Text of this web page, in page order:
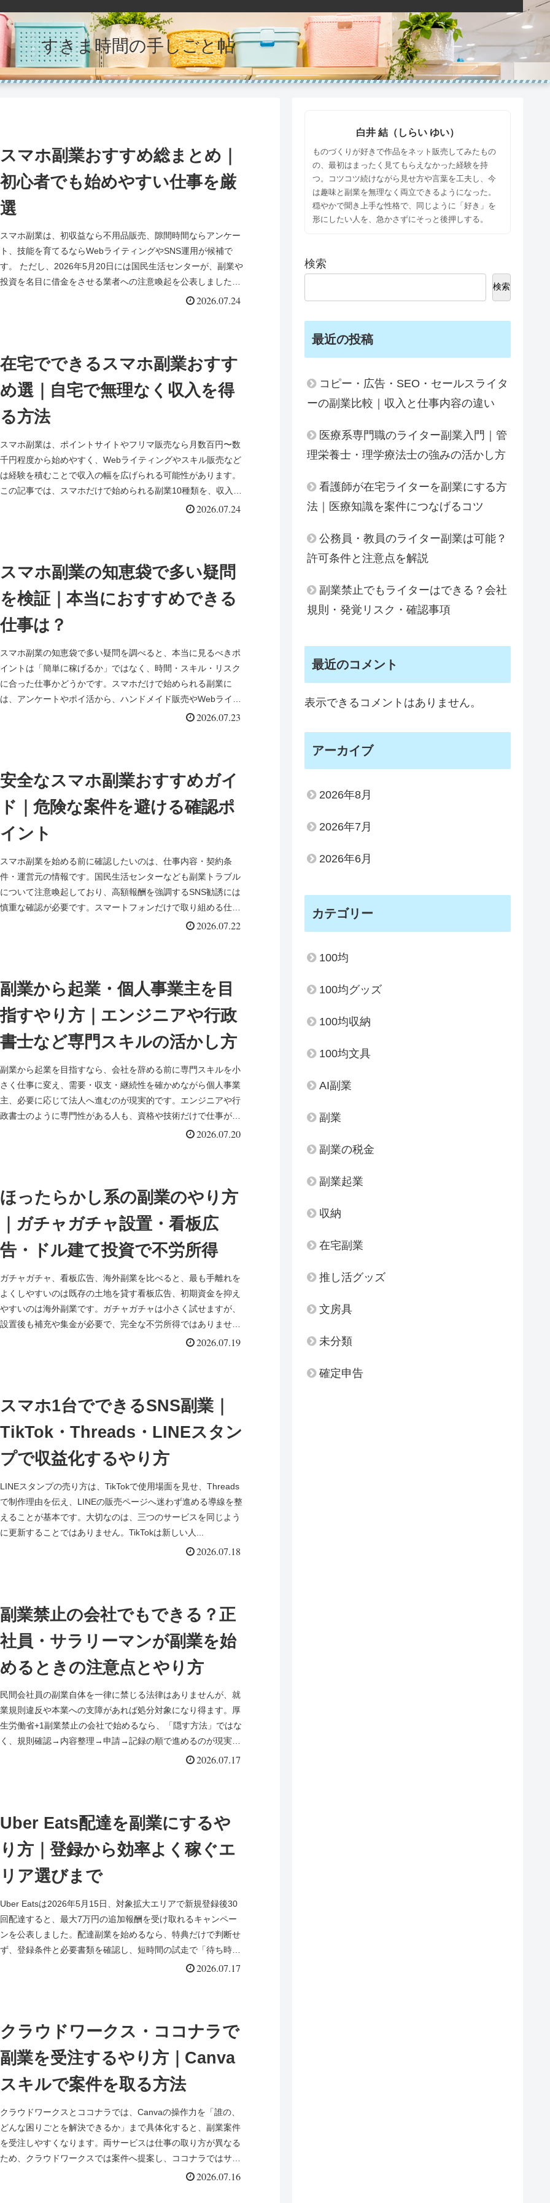
すきま時間の手しごと帖
スマホ副業おすすめ総まとめ｜
初心者でも始めやすい仕事を厳
選
スマホ副業は、初収益なら不用品販売、隙間時間ならアンケー
ト、技能を育てるならWebライティングやSNS運用が候補で
す。 ただし、2026年5月20日には国民生活センターが、副業や
投資を名目に借金をさせる業者への注意喚起を公表しました。
2026.07.24
在宅でできるスマホ副業おすす
め選｜自宅で無理なく収入を得
る方法
スマホ副業は、ポイントサイトやフリマ販売なら月数百円〜数
千円程度から始めやすく、Webライティングやスキル販売など
は経験を積むことで収入の幅を広げられる可能性があります。
この記事では、スマホだけで始められる副業10種類を、収入目
2026.07.24
スマホ副業の知恵袋で多い疑問
を検証｜本当におすすめできる
仕事は？
スマホ副業の知恵袋で多い疑問を調べると、本当に見るべきポ
イントは「簡単に稼げるか」ではなく、時間・スキル・リスク
に合った仕事かどうかです。スマホだけで始められる副業に
は、アンケートやポイ活から、ハンドメイド販売やWebライテ
2026.07.23
安全なスマホ副業おすすめガイ
ド｜危険な案件を避ける確認ポ
イント
スマホ副業を始める前に確認したいのは、仕事内容・契約条
件・運営元の情報です。国民生活センターなども副業トラブル
について注意喚起しており、高額報酬を強調するSNS勧誘には
慎重な確認が必要です。スマートフォンだけで取り組める仕事
2026.07.22
副業から起業・個人事業主を目
指すやり方｜エンジニアや行政
書士など専門スキルの活かし方
副業から起業を目指すなら、会社を辞める前に専門スキルを小
さく仕事に変え、需要・収支・継続性を確かめながら個人事業
主、必要に応じて法人へ進むのが現実的です。エンジニアや行
政書士のように専門性がある人も、資格や技術だけで仕事が自
2026.07.20
ほったらかし系の副業のやり方
｜ガチャガチャ設置・看板広
告・ドル建て投資で不労所得
ガチャガチャ、看板広告、海外副業を比べると、最も手離れを
よくしやすいのは既存の土地を貸す看板広告、初期資金を抑え
やすいのは海外副業です。ガチャガチャは小さく試せますが、
設置後も補充や集金が必要で、完全な不労所得ではありませ
2026.07.19
スマホ1台でできるSNS副業｜
TikTok・Threads・LINEスタン
プで収益化するやり方
LINEスタンプの売り方は、TikTokで使用場面を見せ、Threads
で制作理由を伝え、LINEの販売ページへ迷わず進める導線を整
えることが基本です。大切なのは、三つのサービスを同じよう
に更新することではありません。TikTokは新しい人...
2026.07.18
副業禁止の会社でもできる？正
社員・サラリーマンが副業を始
めるときの注意点とやり方
民間会社員の副業自体を一律に禁じる法律はありませんが、就
業規則違反や本業への支障があれば処分対象になり得ます。厚
生労働省+1副業禁止の会社で始めるなら、「隠す方法」ではな
く、規則確認→内容整理→申請→記録の順で進めるのが現実的
2026.07.17
Uber Eats配達を副業にするや
り方｜登録から効率よく稼ぐエ
リア選びまで
Uber Eatsは2026年5月15日、対象拡大エリアで新規登録後30
回配達すると、最大7万円の追加報酬を受け取れるキャンペー
ンを公表しました。配達副業を始めるなら、特典だけで判断せ
ず、登録条件と必要書類を確認し、短時間の試走で「待ち時
2026.07.17
クラウドワークス・ココナラで
副業を受注するやり方｜Canva
スキルで案件を取る方法
クラウドワークスとココナラでは、Canvaの操作力を「誰の、
どんな困りごとを解決できるか」まで具体化すると、副業案件
を受注しやすくなります。両サービスは仕事の取り方が異なる
ため、クラウドワークスでは案件へ提案し、ココナラではサー
2026.07.16
白井 結（しらい ゆい）
ものづくりが好きで作品をネット販売してみたもの
の、最初はまったく見てもらえなかった経験を持
つ。コツコツ続けながら見せ方や言葉を工夫し、今
は趣味と副業を無理なく両立できるようになった。
穏やかで聞き上手な性格で、同じように「好き」を
形にしたい人を、急かさずにそっと後押しする。
検索
検索
最近の投稿
コピー・広告・SEO・セールスライタ
ーの副業比較｜収入と仕事内容の違い
医療系専門職のライター副業入門｜管
理栄養士・理学療法士の強みの活かし方
看護師が在宅ライターを副業にする方
法｜医療知識を案件につなげるコツ
公務員・教員のライター副業は可能？
許可条件と注意点を解説
副業禁止でもライターはできる？会社
規則・発覚リスク・確認事項
最近のコメント
表示できるコメントはありません。
アーカイブ
2026年8月
2026年7月
2026年6月
カテゴリー
100均
100均グッズ
100均収納
100均文具
AI副業
副業
副業の税金
副業起業
収納
在宅副業
推し活グッズ
文房具
未分類
確定申告